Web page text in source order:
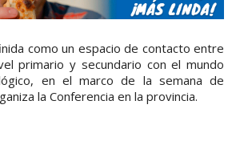
como un espacio de contacto entre
primario y secundario con el mundo
en el marco de la semana de
la Conferencia en la provincia.